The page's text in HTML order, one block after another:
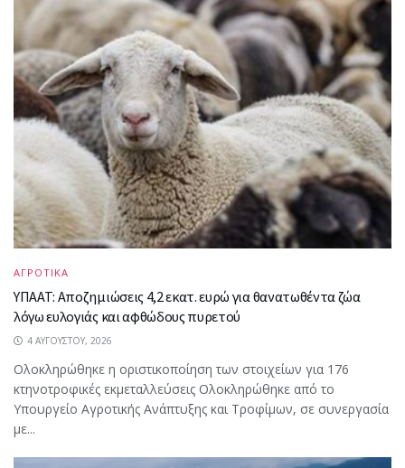
ΑΓΡΟΤΙΚΑ
ΥΠΑΑΤ: Αποζημιώσεις 4,2 εκατ. ευρώ για θανατωθέντα ζώα
λόγω ευλογιάς και αφθώδους πυρετού
4 ΑΥΓΟΎΣΤΟΥ, 2026
Ολοκληρώθηκε η οριστικοποίηση των στοιχείων για 176
κτηνοτροφικές εκμεταλλεύσεις Ολοκληρώθηκε από το
Υπουργείο Αγροτικής Ανάπτυξης και Τροφίμων, σε συνεργασία
με...